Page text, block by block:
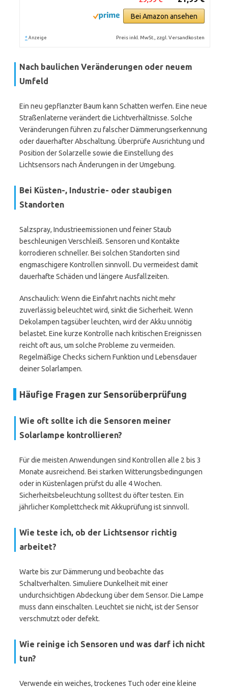
Bei Amazon ansehen
* Anzeige Preis inkl. MwSt., zzgl. Versandkosten
Nach baulichen Veränderungen oder neuem
Umfeld
Ein neu gepflanzter Baum kann Schatten werfen. Eine neue
Straßenlaterne verändert die Lichtverhältnisse. Solche
Veränderungen führen zu falscher Dämmerungserkennung
oder dauerhafter Abschaltung. Überprüfe Ausrichtung und
Position der Solarzelle sowie die Einstellung des
Lichtsensors nach Änderungen in der Umgebung.
Bei Küsten-, Industrie- oder staubigen
Standorten
Salzspray, Industrieemissionen und feiner Staub
beschleunigen Verschleiß. Sensoren und Kontakte
korrodieren schneller. Bei solchen Standorten sind
engmaschigere Kontrollen sinnvoll. Du vermeidest damit
dauerhafte Schäden und längere Ausfallzeiten.
Anschaulich: Wenn die Einfahrt nachts nicht mehr
zuverlässig beleuchtet wird, sinkt die Sicherheit. Wenn
Dekolampen tagsüber leuchten, wird der Akku unnötig
belastet. Eine kurze Kontrolle nach kritischen Ereignissen
reicht oft aus, um solche Probleme zu vermeiden.
Regelmäßige Checks sichern Funktion und Lebensdauer
deiner Solarlampen.
Häufige Fragen zur Sensorüberprüfung
Wie oft sollte ich die Sensoren meiner
Solarlampe kontrollieren?
Für die meisten Anwendungen sind Kontrollen alle 2 bis 3
Monate ausreichend. Bei starken Witterungsbedingungen
oder in Küstenlagen prüfst du alle 4 Wochen.
Sicherheitsbeleuchtung solltest du öfter testen. Ein
jährlicher Komplettcheck mit Akkuprüfung ist sinnvoll.
Wie teste ich, ob der Lichtsensor richtig
arbeitet?
Warte bis zur Dämmerung und beobachte das
Schaltverhalten. Simuliere Dunkelheit mit einer
undurchsichtigen Abdeckung über dem Sensor. Die Lampe
muss dann einschalten. Leuchtet sie nicht, ist der Sensor
verschmutzt oder defekt.
Wie reinige ich Sensoren und was darf ich nicht
tun?
Verwende ein weiches, trockenes Tuch oder eine kleine